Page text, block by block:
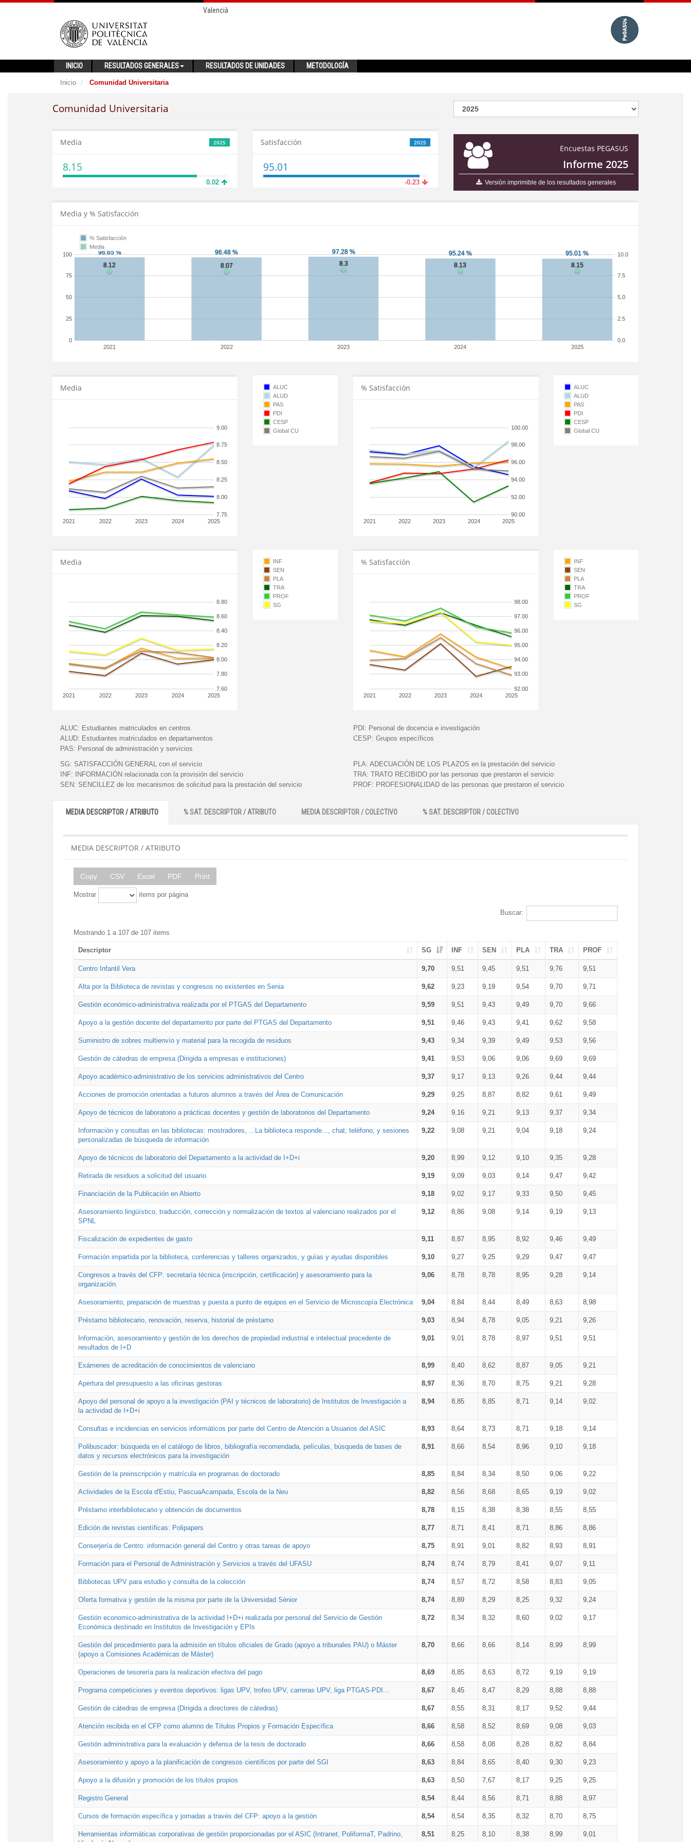
Valencià
INICIO RESULTADOS GENERALES RESULTADOS DE UNIDADES METODOLOGÍA
Inicio Comunidad Universitaria
Comunidad Universitaria
Encuestas PEGASUS
Informe 2025
Versión imprimible de los resultados generales
2025
Media
8.15
0.02
2025
Satisfacción
95.01
-0.23
Media y % Satisfacción
2021 2022 2023 2024 2025
0
25
50
75
100
0.0
2.5
5.0
7.5
10.0
% Satisfacción
Media
Media
2021 2022 2023 2024 2025
7.75
8.00
8.25
8.50
8.75
9.00
ALUC
ALUD
PAS
PDI
CESP
Global CU
% Satisfacción
2021 2022 2023 2024 2025
90.00
92.00
94.00
96.00
98.00
100.00
ALUC
ALUD
PAS
PDI
CESP
Global CU
Media
2021 2022 2023 2024 2025
7.60
7.80
8.00
8.20
8.40
8.60
8.80
INF
SEN
PLA
TRA
PROF
SG
% Satisfacción
2021 2022 2023 2024 2025
92.00
93.00
94.00
95.00
96.00
97.00
98.00
INF
SEN
PLA
TRA
PROF
SG
ALUC: Estudiantes matriculados en centros
ALUD: Estudiantes matriculados en departamentos
PAS: Personal de administración y servicios
PDI: Personal de docencia e investigación
CESP: Grupos específicos
SG: SATISFACCIÓN GENERAL con el servicio
INF:
INFORMACIÓN relacionada con la provisión del servicio
SEN: SENCILLEZ de los mecanismos de solicitud para la prestación del servicio
PLA: ADECUACIÓN DE LOS PLAZOS en la prestación del servicio
TRA: TRATO RECIBIDO por las personas que prestaron el servicio
PROF: PROFESIONALIDAD de las personas que prestaron el servicio
MEDIA DESCRIPTOR / ATRIBUTO % SAT. DESCRIPTOR / ATRIBUTO MEDIA DESCRIPTOR / COLECTIVO % SAT. DESCRIPTOR / COLECTIVO
MEDIA DESCRIPTOR / ATRIBUTO
Copy CSV Excel PDF Print
Mostrar items por página
Buscar:
Mostrando 1 a 107 de 107 items
Descriptor SG INF SEN PLA TRA PROF
Centro Infantil Vera 9,70 9,51 9,45 9,51 9,76 9,51
Alta por la Biblioteca de revistas y congresos no existentes en Senia 9,62 9,23 9,19 9,54 9,70 9,71
Gestión económico-administrativa realizada por el PTGAS del Departamento 9,59 9,51 9,43 9,49 9,70 9,66
Apoyo a la gestión docente del departamento por parte del PTGAS del Departamento 9,51 9,46 9,43 9,41 9,62 9,58
Suministro de sobres multienvío y material para la recogida de residuos 9,43 9,34 9,39 9,49 9,53 9,56
Gestión de cátedras de empresa (Dirigida a empresas e instituciones) 9,41 9,53 9,06 9,06 9,69 9,69
Apoyo académico-administrativo de los servicios administrativos del Centro 9,37 9,17 9,13 9,26 9,44 9,44
Acciones de promoción orientadas a futuros alumnos a través del Área de Comunicación 9,29 9,25 8,87 8,82 9,61 9,49
Apoyo de técnicos de laboratorio a prácticas docentes y gestión de laboratorios del Departamento 9,24 9,16 9,21 9,13 9,37 9,34
Información y consultas en las bibliotecas: mostradores, ...La biblioteca responde..., chat, teléfono, y sesiones
personalizadas de búsqueda de información
9,22 9,08 9,21 9,04 9,18 9,24
Apoyo de técnicos de laboratorio del Departamento a la actividad de I+D+i 9,20 8,99 9,12 9,10 9,35 9,28
Retirada de residuos a solicitud del usuario 9,19 9,09 9,03 9,14 9,47 9,42
Financiación de la Publicación en Abierto 9,18 9,02 9,17 9,33 9,50 9,45
Asesoramiento lingüístico, traducción, corrección y normalización de textos al valenciano realizados por el
SPNL
9,12 8,86 9,08 9,14 9,19 9,13
Fiscalización de expedientes de gasto 9,11 8,87 8,95 8,92 9,46 9,49
Formación impartida por la biblioteca, conferencias y talleres organizados, y guías y ayudas disponibles 9,10 9,27 9,25 9,29 9,47 9,47
Congresos a través del CFP: secretaría técnica (inscripción, certificación) y asesoramiento para la
organización.
9,06 8,78 8,78 8,95 9,28 9,14
Asesoramiento, preparación de muestras y puesta a punto de equipos en el Servicio de Microscopía Electrónica 9,04 8,84 8,44 8,49 8,63 8,98
Préstamo bibliotecario, renovación, reserva, historial de préstamo 9,03 8,94 8,78 9,05 9,21 9,26
Información, asesoramiento y gestión de los derechos de propiedad industrial e intelectual procedente de
resultados de I+D
9,01 9,01 8,78 8,97 9,51 9,51
Exámenes de acreditación de conocimientos de valenciano 8,99 8,40 8,62 8,87 9,05 9,21
Apertura del presupuesto a las oficinas gestoras 8,97 8,36 8,70 8,75 9,21 9,28
Apoyo del personal de apoyo a la investigación (PAI y técnicos de laboratorio) de Institutos de Investigación a
la actividad de I+D+i
8,94 8,85 8,85 8,71 9,14 9,02
Consultas e incidencias en servicios informáticos por parte del Centro de Atención a Usuarios del ASIC 8,93 8,64 8,73 8,71 9,18 9,14
Polibuscador: búsqueda en el catálogo de libros, bibliografía recomendada, películas, búsqueda de bases de
datos y recursos electrónicos para la investigación
8,91 8,66 8,54 8,96 9,10 9,18
Gestión de la preinscripción y matrícula en programas de doctorado 8,85 8,84 8,34 8,50 9,06 9,22
Actividades de la Escola d'Estiu, PascuaAcampada, Escola de la Neu 8,82 8,56 8,68 8,65 9,19 9,02
Préstamo interbibliotecario y obtención de documentos 8,78 8,15 8,38 8,38 8,55 8,55
Edición de revistas científicas: Polipapers 8,77 8,71 8,41 8,71 8,86 8,86
Conserjería de Centro: información general del Centro y otras tareas de apoyo 8,75 8,91 9,01 8,82 8,93 8,91
Formación para el Personal de Administración y Servicios a través del UFASU 8,74 8,74 8,79 8,41 9,07 9,11
Bibliotecas UPV para estudio y consulta de la colección 8,74 8,57 8,72 8,58 8,83 9,05
Oferta formativa y gestión de la misma por parte de la Universidad Sénior 8,74 8,89 8,29 8,25 9,32 9,24
Gestión economico-administrativa de la actividad I+D+i realizada por personal del Servicio de Gestión
Económica destinado en Institutos de Investigación y EPIs
8,72 8,34 8,32 8,60 9,02 9,17
Gestión del procedimiento para la admisión en títulos oficiales de Grado (apoyo a tribunales PAU) o Máster
(apoyo a Comisiones Académicas de Máster)
8,70 8,66 8,66 8,14 8,99 8,99
Operaciones de tesorería para la realización efectiva del pago 8,69 8,85 8,63 8,72 9,19 9,19
Programa competiciones y eventos deportivos: ligas UPV, trofeo UPV, carreras UPV, liga PTGAS-PDI... 8,67 8,45 8,47 8,29 8,88 8,88
Gestión de cátedras de empresa (Dirigida a directores de cátedras) 8,67 8,55 8,31 8,17 9,52 9,44
Atención recibida en el CFP como alumno de Títulos Propios y Formación Específica 8,66 8,58 8,52 8,69 9,08 9,03
Gestión administrativa para la evaluación y defensa de la tesis de doctorado 8,66 8,58 8,08 8,28 8,82 8,84
Asesoramiento y apoyo a la planificación de congresos científicos por parte del SGI 8,63 8,84 8,65 8,40 9,30 9,23
Apoyo a la difusión y promoción de los títulos propios 8,63 8,50 7,67 8,17 9,25 9,25
Registro General 8,54 8,44 8,56 8,71 8,88 8,97
Cursos de formación específica y jornadas a través del CFP: apoyo a la gestión 8,54 8,54 8,35 8,32 8,70 8,75
Herramientas informáticas corporativas de gestión proporcionadas por el ASIC (Intranet, PoliformaT, Padrino,
8,51 8,25 8,10 8,38 8,99 9,01